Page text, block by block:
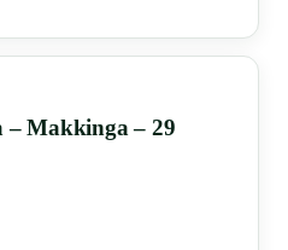
Makkinga – 29